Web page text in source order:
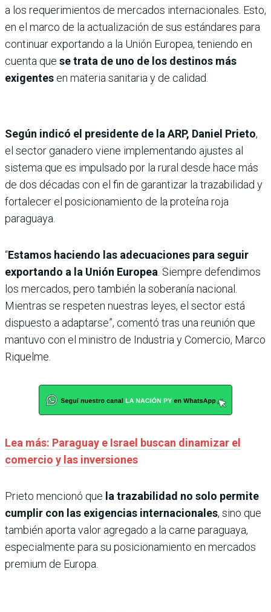
a los requerimientos de mercados internacionales. Esto,
en el marco de la actualización de sus estándares para
continuar exportando a la Unión Europea, teniendo en
cuenta que se trata de uno de los destinos más
exigentes en materia sanitaria y de calidad.
Según indicó el presidente de la ARP, Daniel Prieto,
el sector ganadero viene implementando ajustes al
sistema que es impulsado por la rural desde hace más
de dos décadas con el fin de garantizar la trazabilidad y
fortalecer el posicionamiento de la proteína roja
paraguaya.
“Estamos haciendo las adecuaciones para seguir
exportando a la Unión Europea . Siempre defendimos
los mercados, pero también la soberanía nacional.
Mientras se respeten nuestras leyes, el sector está
dispuesto a adaptarse”, comentó tras una reunión que
mantuvo con el ministro de Industria y Comercio, Marco
Riquelme.
Lea más: Paraguay e Israel buscan dinamizar el
comercio y las inversiones
Prieto mencionó que la trazabilidad no solo permite
cumplir con las exigencias internacionales, sino que
también aporta valor agregado a la carne paraguaya,
especialmente para su posicionamiento en mercados
premium de Europa.